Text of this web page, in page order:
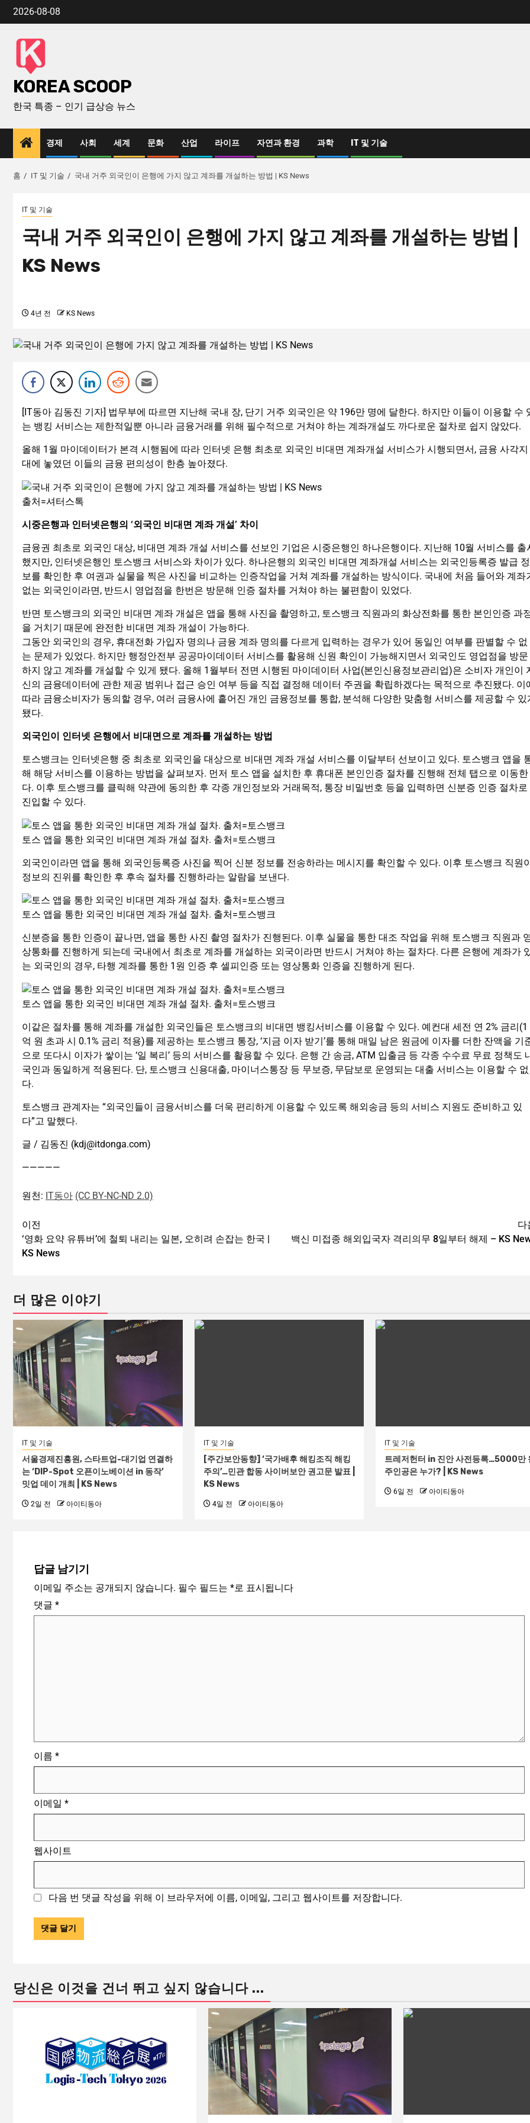
2026-08-08
KOREA SCOOP
한국 특종 – 인기 급상승 뉴스
경제 사회 세계 문화 산업 라이프 자연과 환경 과학 IT 및 기술
홈 IT 및 기술 국내 거주 외국인이 은행에 가지 않고 계좌를 개설하는 방법 | KS News
IT 및 기술
국내 거주 외국인이 은행에 가지 않고 계좌를 개설하는 방법 |
KS News
4년 전 KS News
[IT동아 김동진 기자] 법무부에 따르면 지난해 국내 장, 단기 거주 외국인은 약 196만 명에 달한다. 하지만 이들이 이용할 수
는 뱅킹 서비스는 제한적일뿐 아니라 금융거래를 위해 필수적으로 거쳐야 하는 계좌개설도 까다로운 절차로 쉽지 않았다.
올해 1월 마이데이터가 본격 시행됨에 따라 인터넷 은행 최초로 외국인 비대면 계좌개설 서비스가 시행되면서, 금융 사각지
대에 놓였던 이들의 금융 편의성이 한층 높아졌다.
출처=셔터스톡
시중은행과 인터넷은행의 ‘외국인 비대면 계좌 개설’ 차이
금융권 최초로 외국인 대상, 비대면 계좌 개설 서비스를 선보인 기업은 시중은행인 하나은행이다. 지난해 10월 서비스를 출
했지만, 인터넷은행인 토스뱅크 서비스와 차이가 있다. 하나은행의 외국인 비대면 계좌개설 서비스는 외국인등록증 발급 정
보를 확인한 후 여권과 실물을 찍은 사진을 비교하는 인증작업을 거쳐 계좌를 개설하는 방식이다. 국내에 처음 들어와 계좌
없는 외국인이라면, 반드시 영업점을 한번은 방문해 인증 절차를 거쳐야 하는 불편함이 있었다.
반면 토스뱅크의 외국인 비대면 계좌 개설은 앱을 통해 사진을 촬영하고, 토스뱅크 직원과의 화상전화를 통한 본인인증 과
을 거치기 때문에 완전한 비대면 계좌 개설이 가능하다.
그동안 외국인의 경우, 휴대전화 가입자 명의나 금융 계좌 명의를 다르게 입력하는 경우가 있어 동일인 여부를 판별할 수 없
는 문제가 있었다. 하지만 행정안전부 공공마이데이터 서비스를 활용해 신원 확인이 가능해지면서 외국인도 영업점을 방문
하지 않고 계좌를 개설할 수 있게 됐다. 올해 1월부터 전면 시행된 마이데이터 사업(본인신용정보관리업)은 소비자 개인이
신의 금융데이터에 관한 제공 범위나 접근 승인 여부 등을 직접 결정해 데이터 주권을 확립하겠다는 목적으로 추진됐다. 이
따라 금융소비자가 동의할 경우, 여러 금융사에 흩어진 개인 금융정보를 통합, 분석해 다양한 맞춤형 서비스를 제공할 수 있
됐다.
외국인이 인터넷 은행에서 비대면으로 계좌를 개설하는 방법
토스뱅크는 인터넷은행 중 최초로 외국인을 대상으로 비대면 계좌 개설 서비스를 이달부터 선보이고 있다. 토스뱅크 앱을
해 해당 서비스를 이용하는 방법을 살펴보자. 먼저 토스 앱을 설치한 후 휴대폰 본인인증 절차를 진행해 전체 탭으로 이동한
다. 이후 토스뱅크를 클릭해 약관에 동의한 후 각종 개인정보와 거래목적, 통장 비밀번호 등을 입력하면 신분증 인증 절차로
진입할 수 있다.
토스 앱을 통한 외국인 비대면 계좌 개설 절차. 출처=토스뱅크
외국인이라면 앱을 통해 외국인등록증 사진을 찍어 신분 정보를 전송하라는 메시지를 확인할 수 있다. 이후 토스뱅크 직원
정보의 진위를 확인한 후 후속 절차를 진행하라는 알람을 보낸다.
토스 앱을 통한 외국인 비대면 계좌 개설 절차. 출처=토스뱅크
신분증을 통한 인증이 끝나면, 앱을 통한 사진 촬영 절차가 진행된다. 이후 실물을 통한 대조 작업을 위해 토스뱅크 직원과
상통화를 진행하게 되는데 국내에서 최초로 계좌를 개설하는 외국이라면 반드시 거쳐야 하는 절차다. 다른 은행에 계좌가
는 외국인의 경우, 타행 계좌를 통한 1원 인증 후 셀피인증 또는 영상통화 인증을 진행하게 된다.
토스 앱을 통한 외국인 비대면 계좌 개설 절차. 출처=토스뱅크
이같은 절차를 통해 계좌를 개설한 외국인들은 토스뱅크의 비대면 뱅킹서비스를 이용할 수 있다. 예컨대 세전 연 2% 금리(1
억 원 초과 시 0.1% 금리 적용)를 제공하는 토스뱅크 통장, ‘지금 이자 받기’를 통해 매일 남은 원금에 이자를 더한 잔액을 기
으로 또다시 이자가 쌓이는 ‘일 복리’ 등의 서비스를 활용할 수 있다. 은행 간 송금, ATM 입출금 등 각종 수수료 무료 정책도
국인과 동일하게 적용된다. 단, 토스뱅크 신용대출, 마이너스통장 등 무보증, 무담보로 운영되는 대출 서비스는 이용할 수 없
다.
토스뱅크 관계자는 “외국인들이 금융서비스를 더욱 편리하게 이용할 수 있도록 해외송금 등의 서비스 지원도 준비하고 있
다”고 말했다.
글 / 김동진 (kdj@itdonga.com)
—————
원천: IT동아 (CC BY-NC-ND 2.0)
이전
‘영화 요약 유튜버’에 철퇴 내리는 일본, 오히려 손잡는 한국 |
KS News
다
백신 미접종 해외입국자 격리의무 8일부터 해제 – KS
더 많은 이야기
IT 및 기술
서울경제진흥원, 스타트업-대기업 연결하
는 ‘DIP-Spot 오픈이노베이션 in 동작’
밋업 데이 개최 | KS News
2일 전 아이티동아
IT 및 기술
[주간보안동향] ‘국가배후 해킹조직 해킹
주의’…민관 합동 사이버보안 권고문 발표 |
KS News
4일 전 아이티동아
IT 및 기술
트레저헌터 in 진안 사전등록…5000만
주인공은 누가? | KS News
6일 전 아이티동아
답글 남기기
이메일 주소는 공개되지 않습니다. 필수 필드는 *로 표시됩니다
댓글 *
이름 *
이메일 *
웹사이트
다음 번 댓글 작성을 위해 이 브라우저에 이름, 이메일, 그리고 웹사이트를 저장합니다.
당신은 이것을 건너 뛰고 싶지 않습니다 ...